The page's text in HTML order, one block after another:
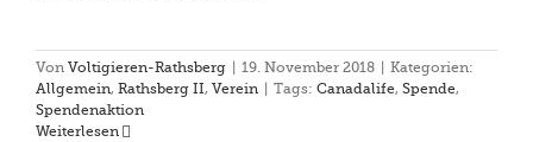
Von Voltigieren-Rathsberg 19. November 2018
Kategorien:
Allgemein, Rathsberg II, Verein Tags: Canadalife, Spende,
Spendenaktion
Weiterlesen